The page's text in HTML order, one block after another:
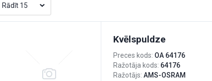
Kvēlspuldze
Preces kods: OA 64176
Ražotāja kods: 64176
Ražotājs: AMS-OSRAM